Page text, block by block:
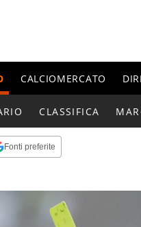
CALCIOMERCATO
CLASSIFICA
Fonti preferite